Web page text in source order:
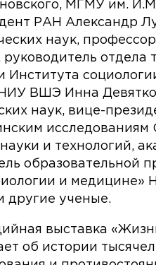
МГМУ им.
РАН Александр
наук,
руководитель отдела
Института
ВШЭ Инна
наук, вице-
исследованиям
и технологий,
образовательной
и
другие ученые.
выставка
об истории